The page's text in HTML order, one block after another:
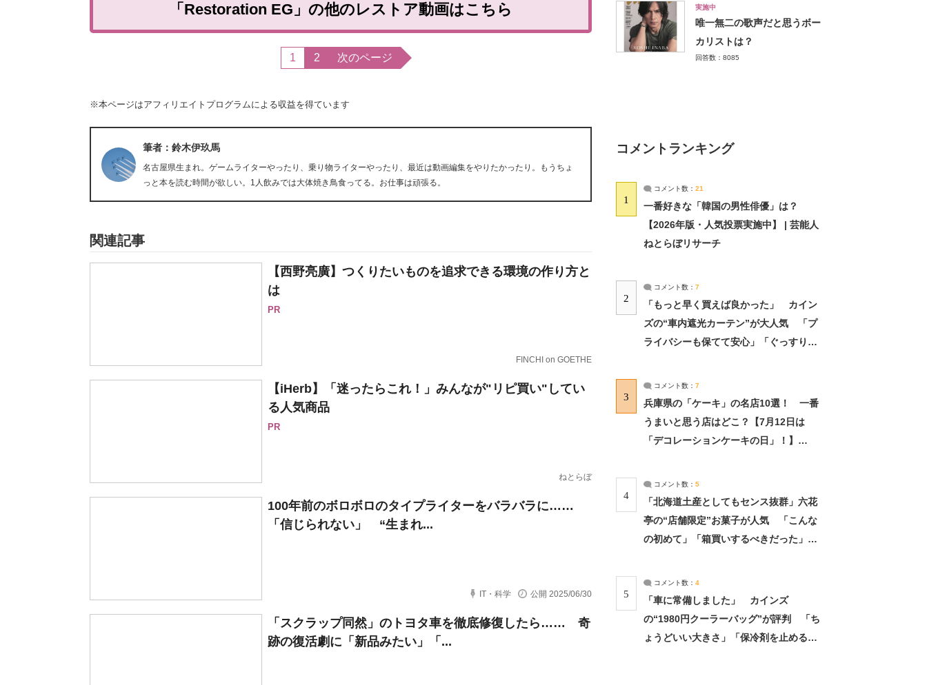
「Restoration EG」の他のレストア動画はこちら
1 2 次のページ
※本ページはアフィリエイトプログラムによる収益を得ています
筆者：鈴木伊玖馬
名古屋県生まれ。ゲームライターやったり、乗り物ライターやったり、最近は動画編集をやりたかったり。もうちょ
っと本を読む時間が欲しい。1人飲みでは大体焼き鳥食ってる。お仕事は頑張る。
関連記事
【西野亮廣】つくりたいものを追求できる環境の作り方と
は
PR
FINCHI on GOETHE
【iHerb】「迷ったらこれ！」みんなが"リピ買い"してい
る人気商品
PR
ねとらぼ
100年前のボロボロのタイプライターをバラバラに……
「信じられない」 “生まれ...
IT・科学 公開 2025/06/30
「スクラップ同然」のトヨタ車を徹底修復したら…… 奇
跡の復活劇に「新品みたい」「...
実施中
唯一無二の歌声だと思うボー
カリストは？
回答数：8085
コメントランキング
1
コメント数： 21
一番好きな「韓国の男性俳優」は？
【2026年版・人気投票実施中】 | 芸能人
ねとらぼリサーチ
2
コメント数： 7
「もっと早く買えば良かった」 カイン
ズの“車内遮光カーテン”が大人気 「プ
ライバシーも保てて安心」「ぐっすり眠
3
コメント数： 7
兵庫県の「ケーキ」の名店10選！ 一番
うまいと思う店はどこ？【7月12日は
「デコレーションケーキの日」！】
4
コメント数： 5
「北海道土産としてもセンス抜群」六花
亭の“店舗限定”お菓子が人気 「こんな
の初めて」「箱買いするべきだった」
5
コメント数： 4
「車に常備しました」 カインズ
の“1980円クーラーバッグ”が評判 「ち
ょうどいい大きさ」「保冷剤を止めるベ